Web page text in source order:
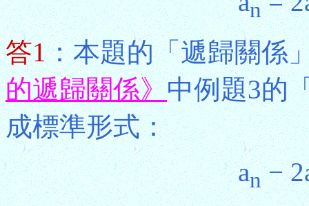
n
答1：本題的「遞歸關係
的遞歸關係》中例題3的
成標準形式：
an−